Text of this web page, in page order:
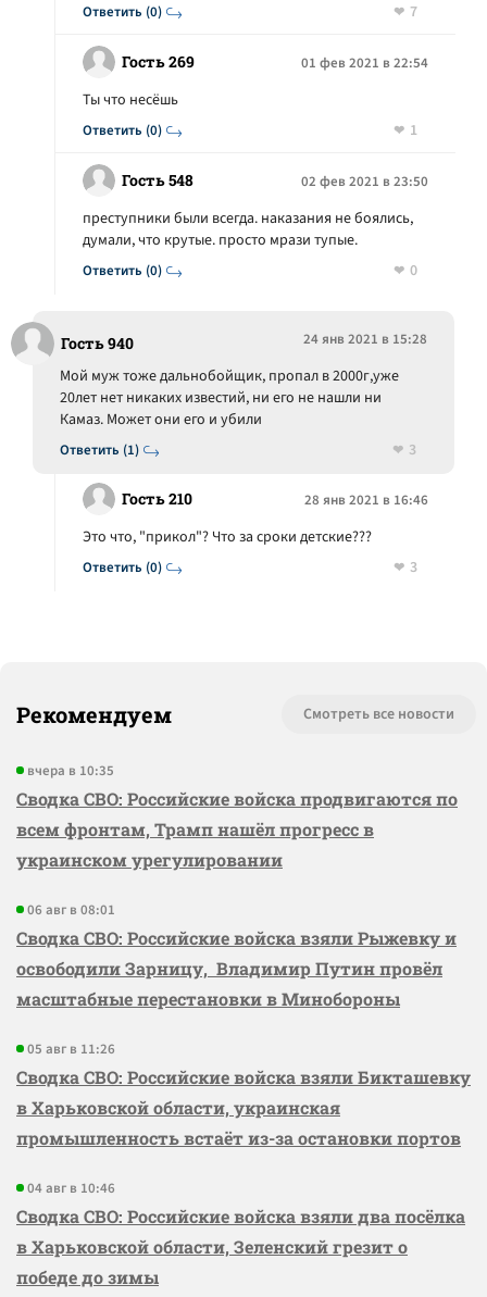
Ответить (0)
7
Гость 269 01 фев 2021 в 22:54
Ответить (0)
Ты что несёшь
1
Гость 548 02 фев 2021 в 23:50
Ответить (0)
преступники были всегда. наказания не боялись,
думали, что крутые. просто мрази тупые.
0
Гость 940 24 янв 2021 в 15:28
Ответить (1)
Мой муж тоже дальнобойщик, пропал в 2000г,уже
20лет нет никаких известий, ни его не нашли ни
Камаз. Может они его и убили
3
Гость 210 28 янв 2021 в 16:46
Ответить (0)
Это что, "прикол"? Что за сроки детские???
3
Рекомендуем Смотреть все новости
вчера в 10:35
Сводка СВО: Российские войска продвигаются по
всем фронтам, Трамп нашёл прогресс в
украинском урегулировании
06 авг в 08:01
Сводка СВО: Российские войска взяли Рыжевку и
освободили Зарницу, Владимир Путин провёл
масштабные перестановки в Минобороны
05 авг в 11:26
Сводка СВО: Российские войска взяли Бикташевку
в Харьковской области, украинская
промышленность встаёт из-за остановки портов
04 авг в 10:46
Сводка СВО: Российские войска взяли два посёлка
в Харьковской области, Зеленский грезит о
победе до зимы